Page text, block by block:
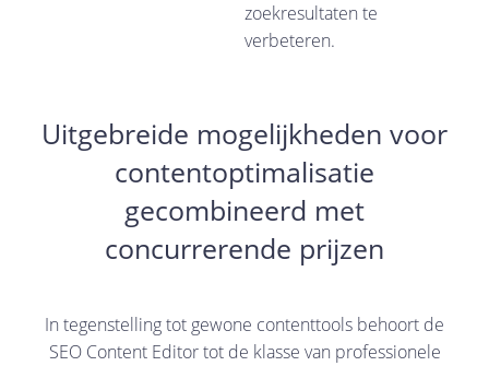
zoekresultaten te
verbeteren.
Uitgebreide mogelijkheden voor
contentoptimalisatie
gecombineerd met
concurrerende prijzen
In tegenstelling tot gewone contenttools behoort de
SEO Content Editor tot de klasse van professionele